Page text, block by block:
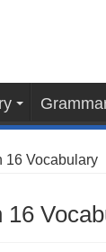
16 Vocabulary
16